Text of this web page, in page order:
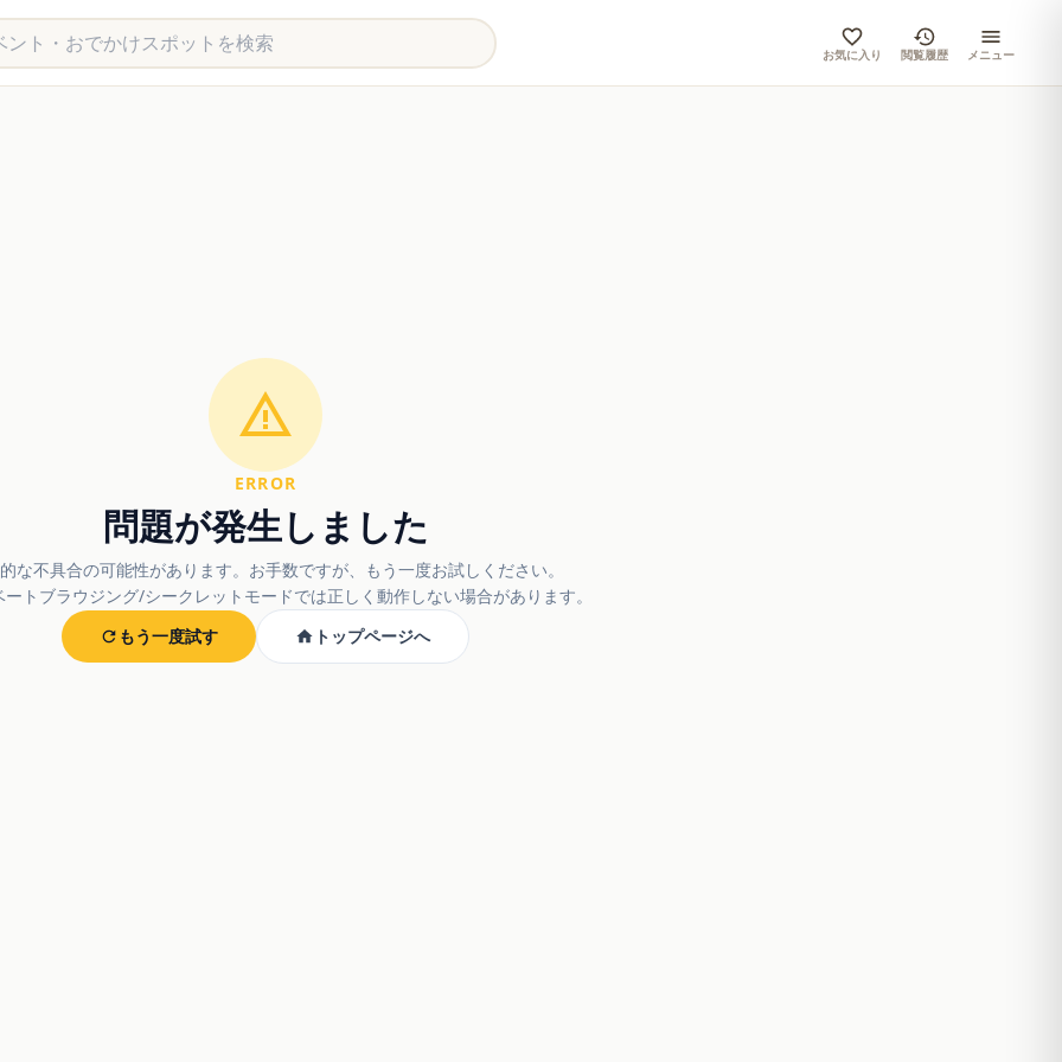
お気に入り 閲覧履歴 メニュー
ERROR
問題が発生しました
な不具合の可能性があります。お手数ですが、もう一度お試しください。
ートブラウジング/シークレットモードでは正しく動作しない場合があります。
もう一度試す
トップページへ